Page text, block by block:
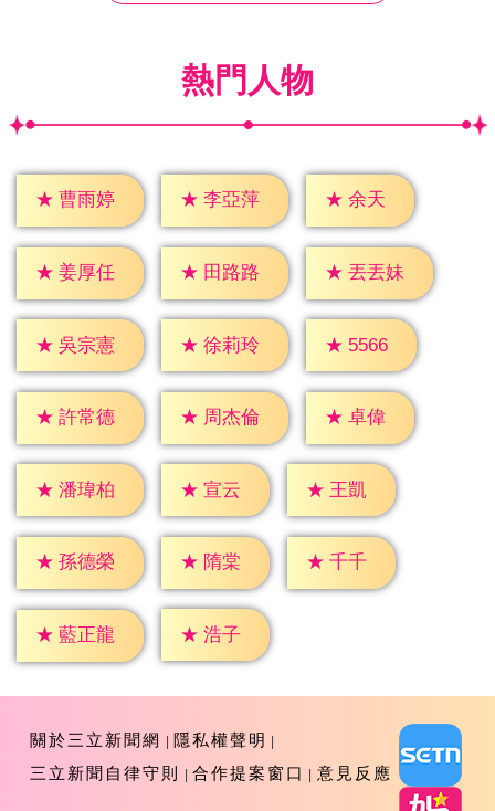
熱門人物
★ 曹雨婷 ★ 李亞萍 ★ 余天
★ 姜厚任 ★ 田路路 ★ 丟丟妹
★ 吳宗憲 ★ 徐莉玲 ★ 5566
★ 許常德 ★ 周杰倫 ★ 卓偉
★ 潘瑋柏 ★ 宣云 ★ 王凱
★ 孫德榮 ★ 隋棠 ★ 千千
★ 藍正龍 ★ 浩子
關於三立新聞網
隱私權聲明
三立新聞自律守則
合作提案窗口 意見反應